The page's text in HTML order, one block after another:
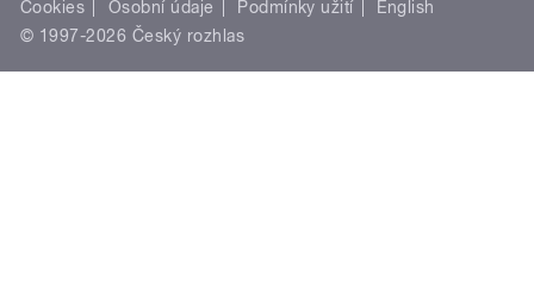
Cookies Osobní údaje Podmínky užití
English
© 1997-2026 Český rozhlas